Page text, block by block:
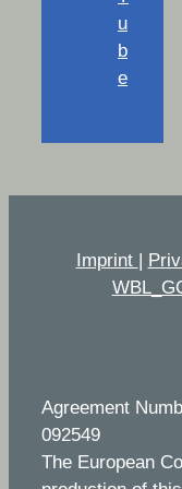
u
b
e
Imprint |
Agreement
092549
The European